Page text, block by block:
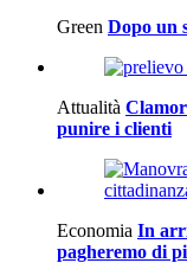
Green Dopo un
Attualità
punire i clienti
Economia In
pagheremo di